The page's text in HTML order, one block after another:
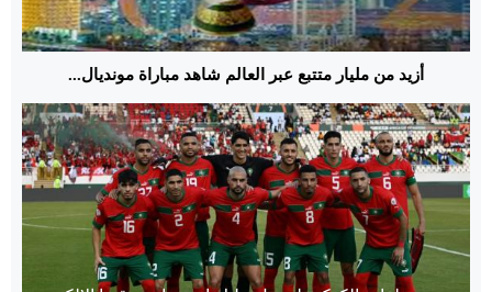
أزيد من مليار متتبع عبر العالم شاهد مباراة مونديال...